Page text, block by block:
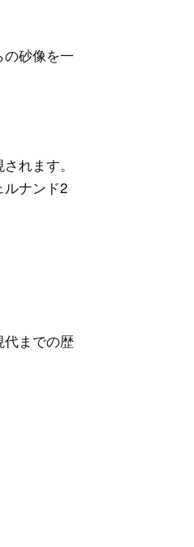
砂像を一
れます。
ナンド2
代までの歴